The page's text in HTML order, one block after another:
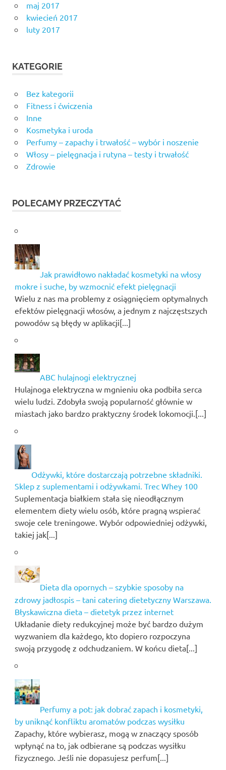
maj 2017
kwiecień 2017
luty 2017
KATEGORIE
Bez kategorii
Fitness i ćwiczenia
Inne
Kosmetyka i uroda
Perfumy – zapachy i trwałość – wybór i noszenie
Włosy – pielęgnacja i rutyna – testy i trwałość
Zdrowie
POLECAMY PRZECZYTAĆ
Jak prawidłowo nakładać kosmetyki na włosy
mokre i suche, by wzmocnić efekt pielęgnacji
Wielu z nas ma problemy z osiągnięciem optymalnych
efektów pielęgnacji włosów, a jednym z najczęstszych
powodów są błędy w aplikacji[...]
ABC hulajnogi elektrycznej
Hulajnoga elektryczna w mgnieniu oka podbiła serca
wielu ludzi. Zdobyła swoją popularność głównie w
miastach jako bardzo praktyczny środek lokomocji.[...]
Odżywki, które dostarczają potrzebne składniki.
Sklep z suplementami i odżywkami. Trec Whey 100
Suplementacja białkiem stała się nieodłącznym
elementem diety wielu osób, które pragną wspierać
swoje cele treningowe. Wybór odpowiedniej odżywki,
takiej jak[...]
Dieta dla opornych – szybkie sposoby na
zdrowy jadłospis – tani catering dietetyczny Warszawa.
Błyskawiczna dieta – dietetyk przez internet
Układanie diety redukcyjnej może być bardzo dużym
wyzwaniem dla każdego, kto dopiero rozpoczyna
swoją przygodę z odchudzaniem. W końcu dieta[...]
Perfumy a pot: jak dobrać zapach i kosmetyki,
by uniknąć konfliktu aromatów podczas wysiłku
Zapachy, które wybierasz, mogą w znaczący sposób
wpłynąć na to, jak odbierane są podczas wysiłku
fizycznego. Jeśli nie dopasujesz perfum[...]